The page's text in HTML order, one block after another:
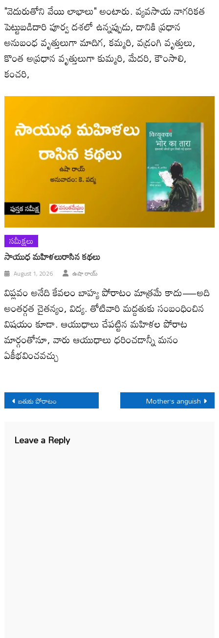
"వెదురుతోని వేయి లాభాలు" అంటారు. వ్యవసాయ నాగరికత
పెట్టుబడిదారి పూర్వ దశలో ఉన్నప్పుడు, దానికి ప్రధాన
అనుబంధ వృత్తులుగా మాదిగ, కమ్మరి, వడ్రంగి వృత్తులు,
కొంత అప్రధాన వృత్తులుగా కుమ్మరి, మేదరి, కౌంసాలి,
కంచరి,
సమీక్షలు
సాయుధ మహిళలురాసిన కథలు
August 1, 2026 ఉషా రాయ్
విప్లవం అనేది కేవలం బాహ్య పోరాటం మాత్రమే కాదు—అది
అంతర్గత చైతన్యం, విద్య. తోటివారి మద్దతుకు సంబంధించిన
విషయం కూడా. ఆయుధాలు చేపట్టిన మహిళల పోరాట
మార్గంతోనూ, వారు ఆయుధాలు ధరించడాన్నీ మనం
ఏకీభవించవచ్చు
Post
navigation
బతుకు పోరాటం Mother’s anguish
Leave a Reply